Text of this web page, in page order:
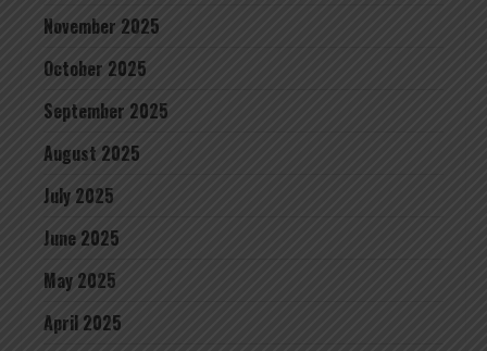
November 2025
October 2025
September 2025
August 2025
July 2025
June 2025
May 2025
April 2025